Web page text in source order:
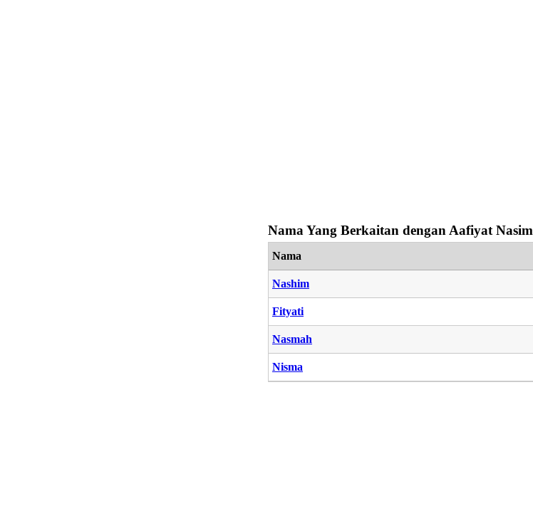
Nama Yang Berkaitan dengan Aafiyat Nasim
Nama
Nashim
Fityati
Nasmah
Nisma